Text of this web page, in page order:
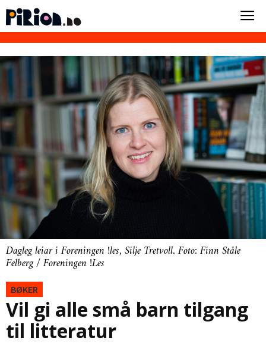
Dagleg leiar i Foreningen !les, Silje Tretvoll. Foto: Finn Ståle
Felberg / Foreningen !Les
BØKER
Vil gi alle små barn tilgang
til litteratur